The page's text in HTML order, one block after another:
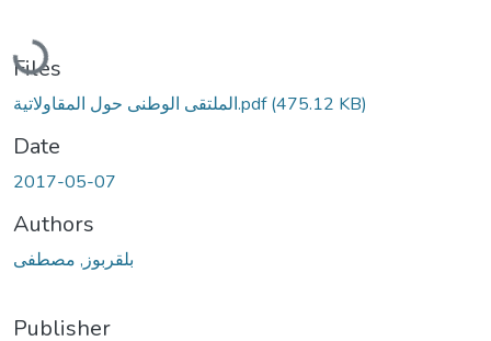
Loading...
Files
الملتقى الوطنى حول المقاولاتية.pdf(475.12 KB)
Date
2017-05-07
Authors
بلقربوز, مصطفى
Publisher